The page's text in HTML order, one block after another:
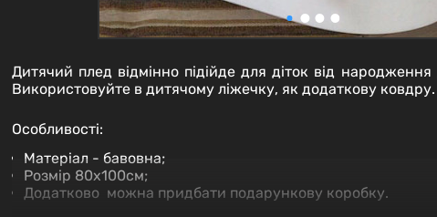
Дитячий плед відмінно підійде для діток від
Використовуйте в дитячому ліжечку, як додаткову
Особливості:
Матеріал - бавовна;
Розмір 80х100см;
Додатково можна придбати подарункову коробку.